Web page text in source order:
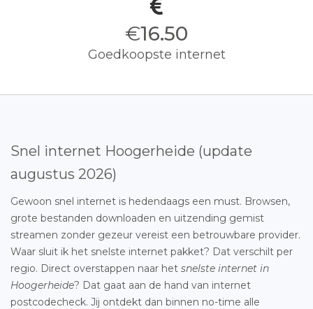
€16.50
Goedkoopste internet
Snel internet Hoogerheide (update
augustus 2026)
Gewoon snel internet is hedendaags een must. Browsen,
grote bestanden downloaden en uitzending gemist
streamen zonder gezeur vereist een betrouwbare provider.
Waar sluit ik het snelste internet pakket? Dat verschilt per
regio. Direct overstappen naar het snelste internet in
Hoogerheide? Dat gaat aan de hand van internet
postcodecheck. Jij ontdekt dan binnen no-time alle